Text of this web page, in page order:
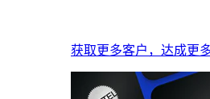
获取更多客户，达成更多